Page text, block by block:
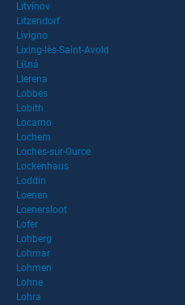
Litvínov
Litzendorf
Livigno
Lixing-lès-Saint-Avold
Líšná
Llerena
Lobbes
Lobith
Locarno
Lochem
Loches-sur-Ource
Lockenhaus
Loddin
Loenen
Loenersloot
Lofer
Lohberg
Lohmar
Lohmen
Lohne
Lohra